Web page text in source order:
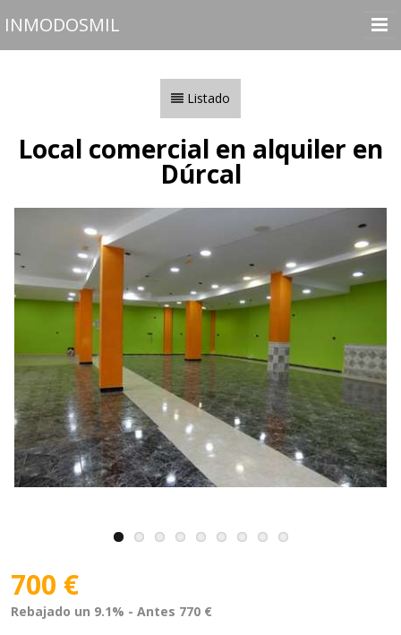
INMODOSMIL
Contactar
Utilidades
Listado
Local comercial en alquiler en
Dúrcal
700 €
Rebajado un 9.1% - Antes 770 €